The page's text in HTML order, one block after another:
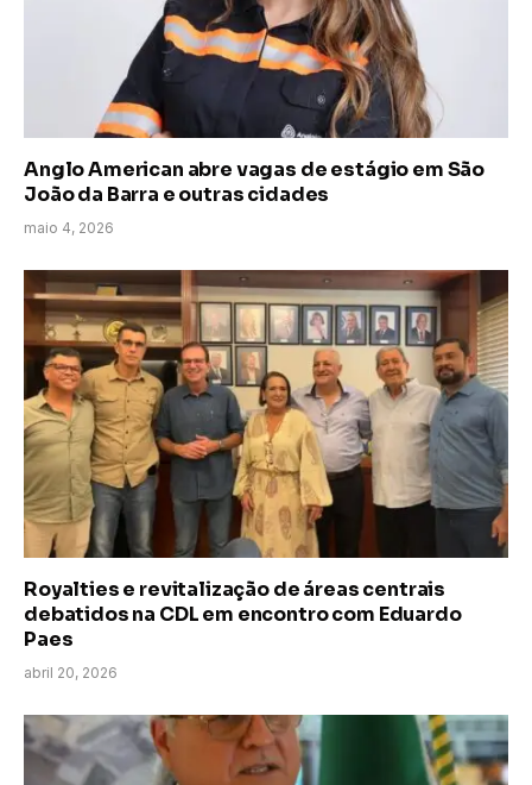
Anglo American abre vagas de estágio em São
João da Barra e outras cidades
maio 4, 2026
Royalties e revitalização de áreas centrais
debatidos na CDL em encontro com Eduardo
Paes
abril 20, 2026